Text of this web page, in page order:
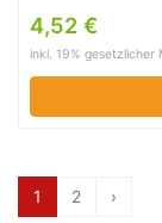
4,52 €
inkl. 19% gesetzlicher
1 2 ›